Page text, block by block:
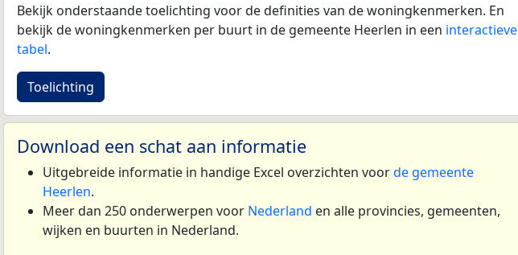
Bekijk onderstaande toelichting voor de definities van de woningkenmerken. En
bekijk de woningkenmerken per buurt in de gemeente Heerlen in een interactieve
tabel.
Toelichting
Download een schat aan informatie
Uitgebreide informatie in handige Excel overzichten voorde gemeente
Heerlen.
Meer dan 250 onderwerpen voor Nederland en alle provincies, gemeenten,
wijken en buurten in Nederland.